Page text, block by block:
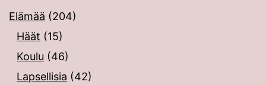
Elämää (204)
Häät (15)
Koulu (46)
Lapsellisia (42)